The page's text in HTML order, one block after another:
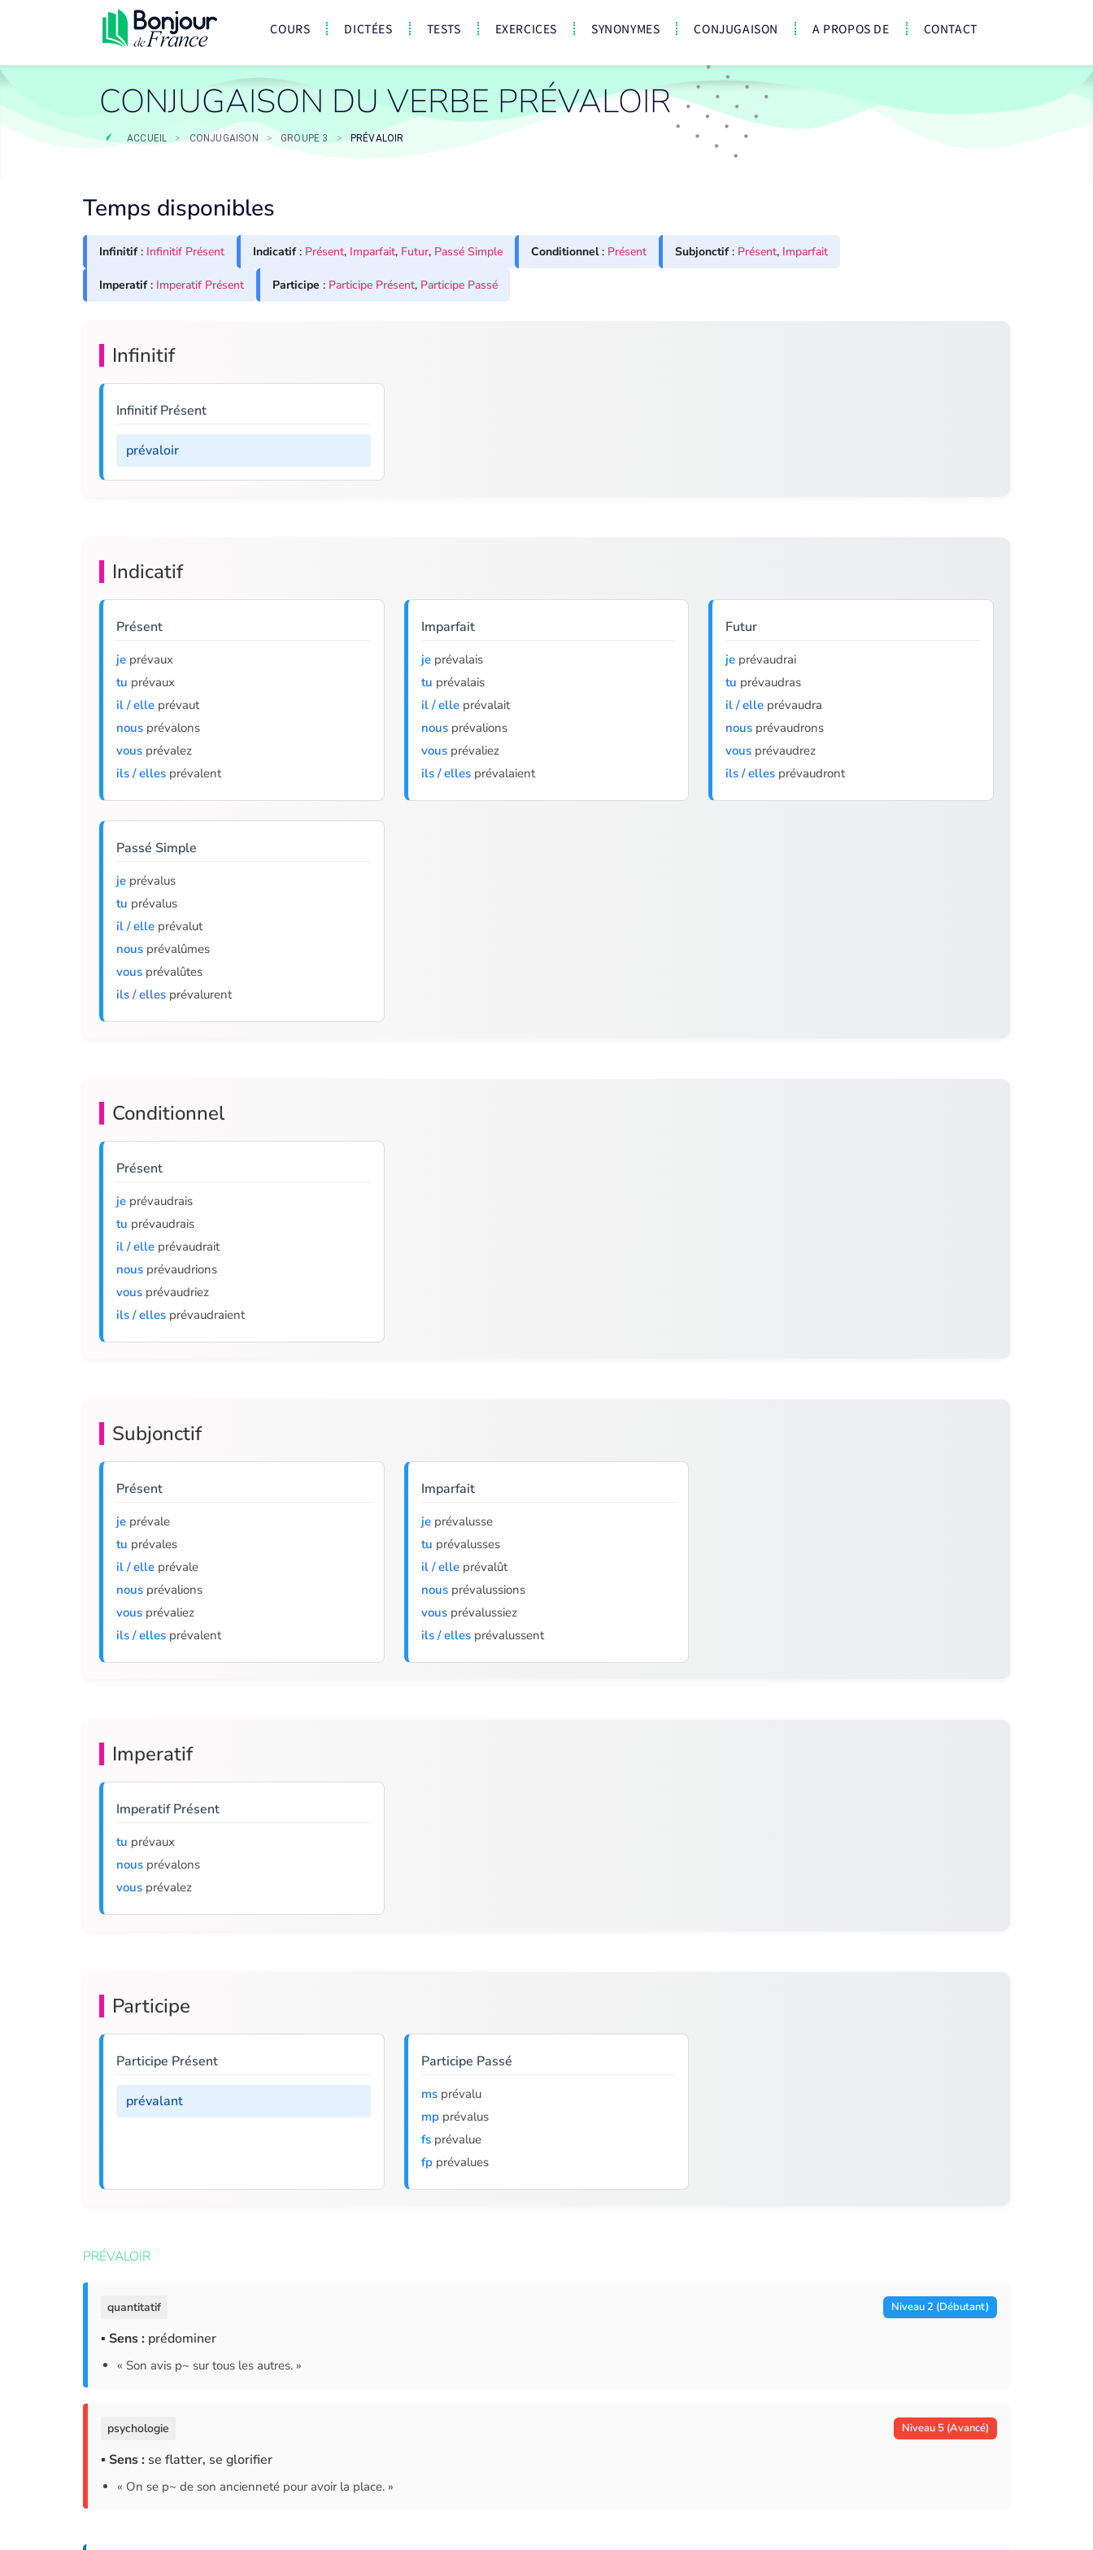
COURS DICTÉES TESTS EXERCICES SYNONYMES CONJUGAISON A PROPOS DE CONTACT
CONJUGAISON DU VERBE PRÉVALOIR
ACCUEIL > CONJUGAISON > GROUPE 3 > PRÉVALOIR
Temps disponibles
Infinitif: Infinitif Présent Indicatif: Présent, Imparfait, Futur, Passé Simple Conditionnel: Présent Subjonctif: Présent, Imparfait
Imperatif: Imperatif Présent Participe : Participe Présent, Participe Passé
Infinitif
Infinitif Présent
prévaloir
Indicatif
Présent
je prévaux
tu prévaux
il / elle prévaut
nous prévalons
vous prévalez
ils / elles prévalent
Imparfait
jeprévalais
tu prévalais
il / elleprévalait
nousprévalions
vousprévaliez
ils / ellesprévalaient
Futur
je prévaudrai
tu prévaudras
il / elle prévaudra
nous prévaudrons
vous prévaudrez
ils / elles prévaudront
Passé Simple
je prévalus
tu prévalus
il / elle prévalut
nous prévalûmes
vous prévalûtes
ils / elles prévalurent
Conditionnel
Présent
je prévaudrais
tu prévaudrais
il / elle prévaudrait
nous prévaudrions
vous prévaudriez
ils / elles prévaudraient
Subjonctif
Présent
je prévale
tu prévales
il / elle prévale
nous prévalions
vous prévaliez
ils / elles prévalent
Imparfait
jeprévalusse
tu prévalusses
il / elleprévalût
nousprévalussions
vousprévalussiez
ils / ellesprévalussent
Imperatif
Imperatif Présent
tu prévaux
nous prévalons
vous prévalez
Participe
Participe Présent
prévalant
Participe Passé
msprévalu
mpprévalus
fsprévalue
fpprévalues
PRÉVALOIR
quantitatif Niveau 2 (Débutant)
▪ Sens : prédominer
« Son avis p~ sur tous les autres. »
psychologie Niveau 5 (Avancé)
▪ Sens : se flatter, se glorifier
« On se p~ de son ancienneté pour avoir la place. »